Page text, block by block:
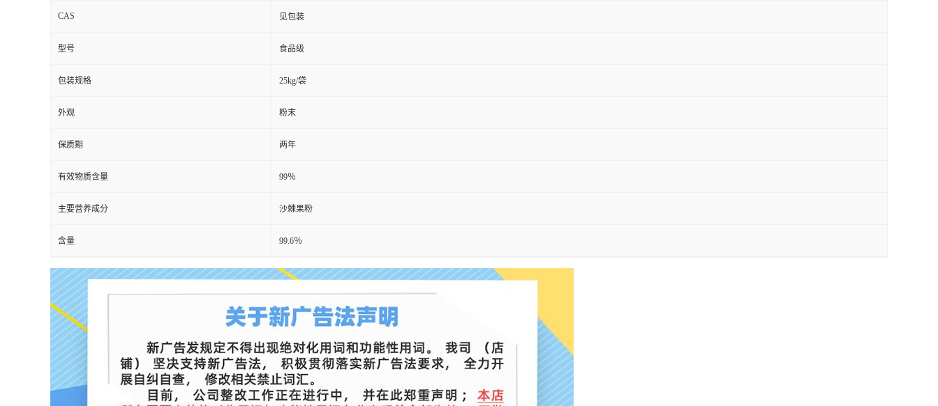
CAS 见包装
型号 食品级
包装规格 25kg/袋
外观 粉末
保质期 两年
有效物质含量 99％
主要营养成分 沙棘果粉
含量 99.6％